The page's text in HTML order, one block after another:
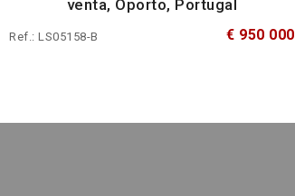
venta, Oporto, Portugal
Ref.: LS05158-B € 950 000